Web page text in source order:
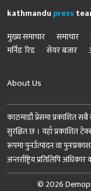
kathmandu press
मुख्य समाचार
समाचार
मर्निङ रिड
सेयर बजार
About Us
काठमाडौं प्रेसमा प्रकाशित सबै
सुरक्षित छ । यहाँ प्रकाशित
रूपमा पुनर्उत्पादन वा
अन्तर्राष्ट्रिय प्रतिलिपि
© 2026